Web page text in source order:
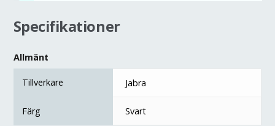
Specifikationer
Allmänt
Tillverkare Jabra
Färg Svart